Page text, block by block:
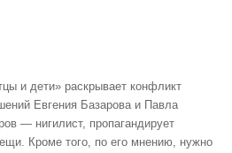
и дети» раскрывает конфликт
Евгения Базарова и Павла
— нигилист, пропагандирует
Кроме того, по его мнению, нужно